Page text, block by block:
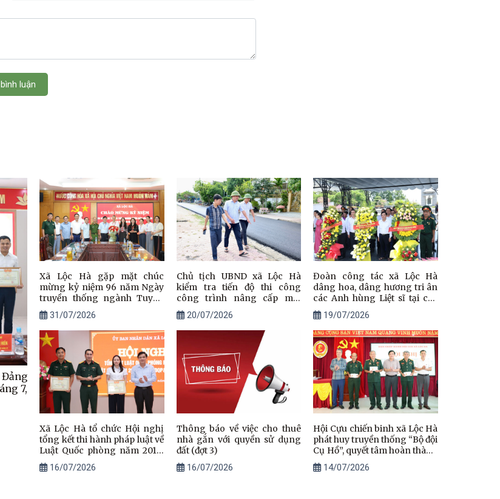
luận
Đảng
7,
Xã Lộc Hà gặp mặt chúc
mừng kỷ niệm 96 năm Ngày
truyền thống ngành Tuyên
giáo của Đảng
31/07/2026
Chủ tịch UBND xã Lộc Hà
kiểm tra tiến độ thi công
công trình nâng cấp mặt
đường Phú Mậu - Âu thuyền
cảng cá Thạch Kim
20/07/2026
Đoàn công tác xã Lộc Hà
dâng hoa, dâng hương tri ân
các Anh hùng Liệt sĩ tại các
“địa chỉ đỏ” trên địa bàn tỉnh
Quảng Trị
19/07/2026
Xã Lộc Hà tổ chức Hội nghị
tổng kết thi hành pháp luật về
Luật Quốc phòng năm 2018,
Luật Dân quân tự vệ năm
2019 và Luật Giáo dục quốc
16/07/2026
Thông báo về việc cho thuê
nhà gắn với quyền sử dụng
đất (đợt 3)
16/07/2026
Hội Cựu chiến binh xã Lộc Hà
phát huy truyền thống “Bộ đội
Cụ Hồ”, quyết tâm hoàn thành
nhiệm vụ năm 2026
14/07/2026